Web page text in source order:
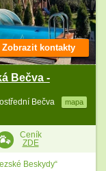
Bečva -
Bečva mapa
Zobrazit kontakty
Ceník
ZDE
Beskydy“